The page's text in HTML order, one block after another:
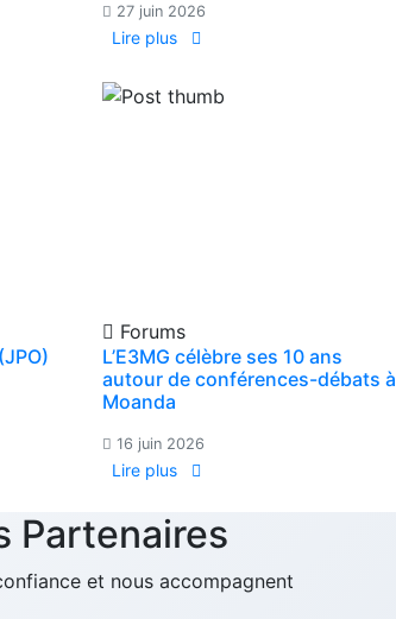
27 juin 2026
Lire plus
Forums
L’E3MG célèbre ses 10 ans
autour de conférences-débats à
Moanda
16 juin 2026
Lire plus
Partenaires
et nous accompagnent